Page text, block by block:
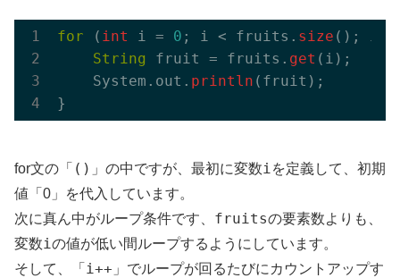
for ( int i = 0 ; i < fruits. size ();
String
fruit = fruits. get (i);
    System.out.
println (fruit);
for文の「 () 」の中ですが、最初に変数i を定義して、初期
値「0」を代入しています。
次に真ん中がループ条件です、 fruitsの要素数よりも、
変数i の値が低い間ループするようにしています。
そして、「 i++ 」でループが回るたびにカウントアップす